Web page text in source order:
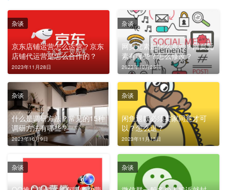
京东店铺运营怎么运营？京东
店铺代运营是怎么合作的？
2023年11月28日
杂谈
网页元素是什么意思？网页元
素有哪些？怎么修改？
2023年10月25日
杂谈
什么是调研方法？常见的15种
调研方法有哪些？
2023年10月9日
杂谈
闲鱼退款必须卖家同意才可
以？怎么退？
2023年11月13日
杂谈
杂谈 杂谈